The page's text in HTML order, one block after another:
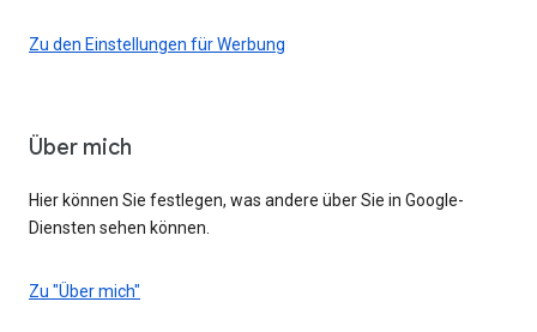
Zu den Einstellungen für Werbung
Über mich
Hier können Sie festlegen, was andere über Sie in Google-
Diensten sehen können.
Zu "Über mich"